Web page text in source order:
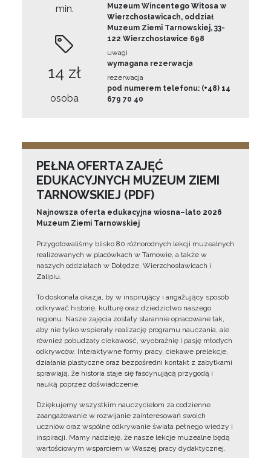
min.
14 zł
osoba
Muzeum Wincentego Witosa w
Wierzchosławicach, oddział
Muzeum Ziemi Tarnowskiej, 33-
122 Wierzchosławice 698
uwagi
wymagana rezerwacja
rezerwacja
pod numerem telefonu: (+48) 14
679 70 40
PEŁNA OFERTA ZAJĘĆ
EDUKACYJNYCH MUZEUM ZIEMI
TARNOWSKIEJ (PDF)
Najnowsza oferta edukacyjna wiosna–lato 2026
Muzeum Ziemi Tarnowskiej
Przygotowaliśmy blisko 80 różnorodnych lekcji muzealnych
realizowanych w placówkach w Tarnowie, a także w
naszych oddziałach w Dołędze, Wierzchosławicach i
Zalipiu.
To doskonała okazja, by w inspirujący i angażujący sposób
odkrywać historię, kulturę oraz dziedzictwo naszego
regionu. Nasze zajęcia zostały starannie opracowane tak,
aby nie tylko wspierały realizację programu nauczania, ale
również pobudzały ciekawość, wyobraźnię i pasję młodych
odkrywców. Interaktywne formy pracy, ciekawe prelekcje,
działania plastyczne oraz bezpośredni kontakt z zabytkami
sprawiają, że historia staje się fascynującą przygodą i
nauką poprzez doświadczenie.
Dziękujemy wszystkim nauczycielom za codzienne
zaangażowanie w rozwijanie zainteresowań swoich
uczniów oraz wspólne odkrywanie świata pełnego wiedzy i
inspiracji. Mamy nadzieję, że nasze lekcje muzealne będą
wartościowym wsparciem w Waszej pracy dydaktycznej.